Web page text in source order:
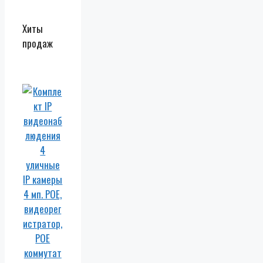
Хиты
продаж